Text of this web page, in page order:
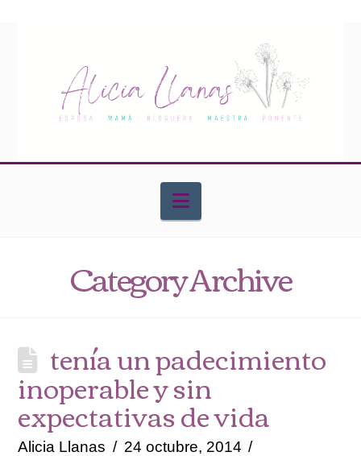
Navigation
Category Archive
tenía un padecimiento
inoperable y sin
expectativas de vida
Alicia Llanas
24 octubre, 2014